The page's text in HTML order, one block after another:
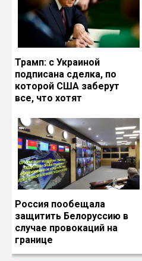
Трамп: с Украиной
подписана сделка, по
которой США заберут
все, что хотят
Россия пообещала
защитить Белоруссию в
случае провокаций на
границе